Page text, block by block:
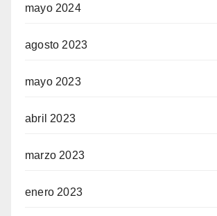
mayo 2024
agosto 2023
mayo 2023
abril 2023
marzo 2023
enero 2023